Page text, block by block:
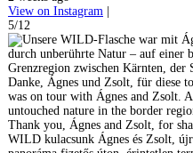
View on Instagram |
5/12